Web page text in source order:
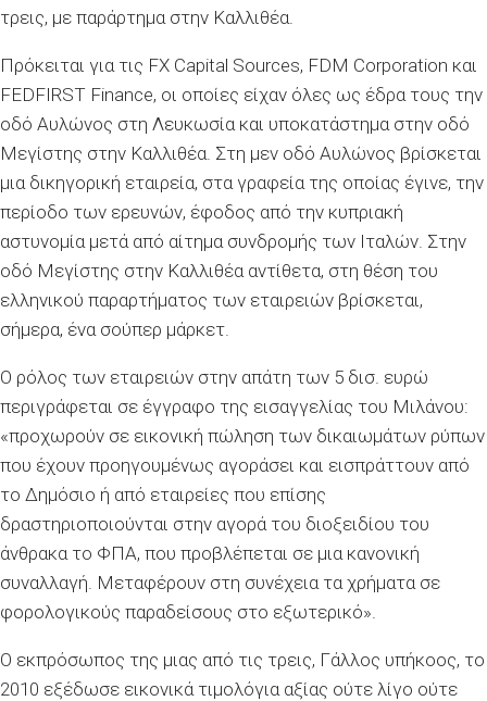
τρεις, με παράρτημα στην Καλλιθέα.
Πρόκειται για τις FX Capital Sources, FDM Corporation και
FEDFIRST Finance, οι οποίες είχαν όλες ως έδρα τους την
οδό Αυλώνος στη Λευκωσία και υποκατάστημα στην οδό
Μεγίστης στην Καλλιθέα. Στη μεν οδό Αυλώνος βρίσκεται
μια δικηγορική εταιρεία, στα γραφεία της οποίας έγινε, την
περίοδο των ερευνών, έφοδος από την κυπριακή
αστυνομία μετά από αίτημα συνδρομής των Ιταλών. Στην
οδό Μεγίστης στην Καλλιθέα αντίθετα, στη θέση του
ελληνικού παραρτήματος των εταιρειών βρίσκεται,
σήμερα, ένα σούπερ μάρκετ.
Ο ρόλος των εταιρειών στην απάτη των 5 δισ. ευρώ
περιγράφεται σε έγγραφο της εισαγγελίας του Μιλάνου:
«προχωρούν σε εικονική πώληση των δικαιωμάτων ρύπων
που έχουν προηγουμένως αγοράσει και εισπράττουν από
το Δημόσιο ή από εταιρείες που επίσης
δραστηριοποιούνται στην αγορά του διοξειδίου του
άνθρακα το ΦΠΑ, που προβλέπεται σε μια κανονική
συναλλαγή. Μεταφέρουν στη συνέχεια τα χρήματα σε
φορολογικούς παραδείσους στο εξωτερικό».
Ο εκπρόσωπος της μιας από τις τρεις, Γάλλος υπήκοος, το
2010 εξέδωσε εικονικά τιμολόγια αξίας ούτε λίγο ούτε